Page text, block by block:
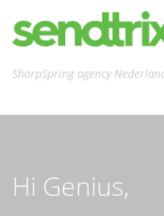
SharpSpring agency
Hi Genius,